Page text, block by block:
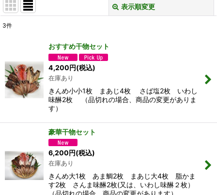
表示順変更
並び順:
絞り込む
3件
おすすめ干物セット
4,200円(税込)
在庫あり
きんめ小小1枚 まあじ4枚 さば塩2枚 いわし
味醂2枚 （品切れの場合、商品の変更がありま
す）
豪華干物セット
6,200円(税込)
在庫あり
きんめ大1枚 あま鯛2枚 まあじ大4枚 脂かま
す2枚 さんま味醂2枚(又は、いわし味醂２枚）